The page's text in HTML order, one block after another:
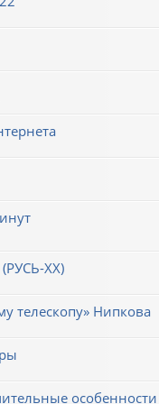
XX)
телескопу» Нипкова
особенности